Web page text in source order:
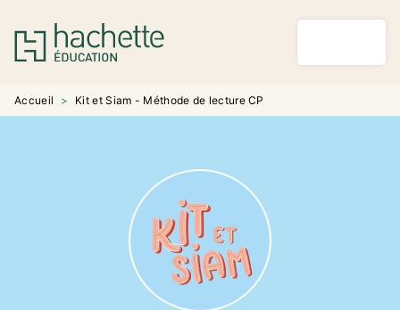
MENU RECHERCHE
PIED DE PAGE
Accueil > Kit et Siam - Méthode de lecture CP